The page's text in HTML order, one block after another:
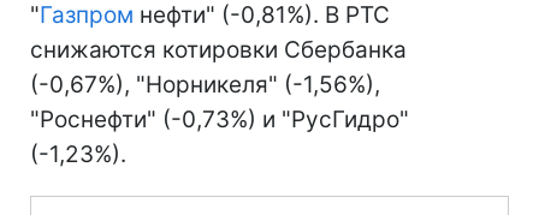
"Газпром нефти" (-0,81%). В РТС
снижаются котировки Сбербанка
(-0,67%), "Норникеля" (-1,56%),
"Роснефти" (-0,73%) и "РусГидро"
(-1,23%).